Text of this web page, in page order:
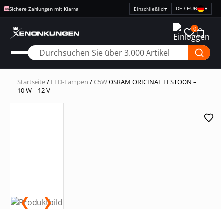
Sichere Zahlungen mit Klarna
PreisanzeigeDE / EUR ▾
0
Startseite/ LED-Lampen / C5WOSRAM ORIGINAL FESTOON –
10 W – 12 V
❮ ❯